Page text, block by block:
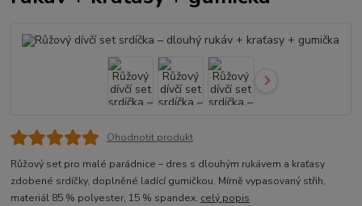
Ohodnotit produkt
Růžový set pro malé parádnice – dres s dlouhým rukávem a kraťasy
zdobené srdíčky, doplněné ladící gumičkou. Mírně vypasovaný střih,
materiál 85 % polyester, 15 % spandex. celý popis